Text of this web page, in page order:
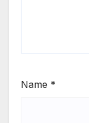
Name *